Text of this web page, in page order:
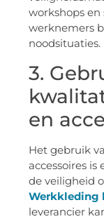
workshops
werknemers
noodsituaties.
3.
en
Het gebruik
accessoires
de veiligheid
Werkkleding
leverancier